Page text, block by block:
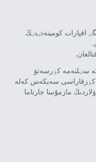
اقپارات كوميتەتٸنٸڭ
سٸلتەمە كٶرسەتۋ
كٶزقاراسى سەيكەس كەلە
مازمۇنىنا جارناما